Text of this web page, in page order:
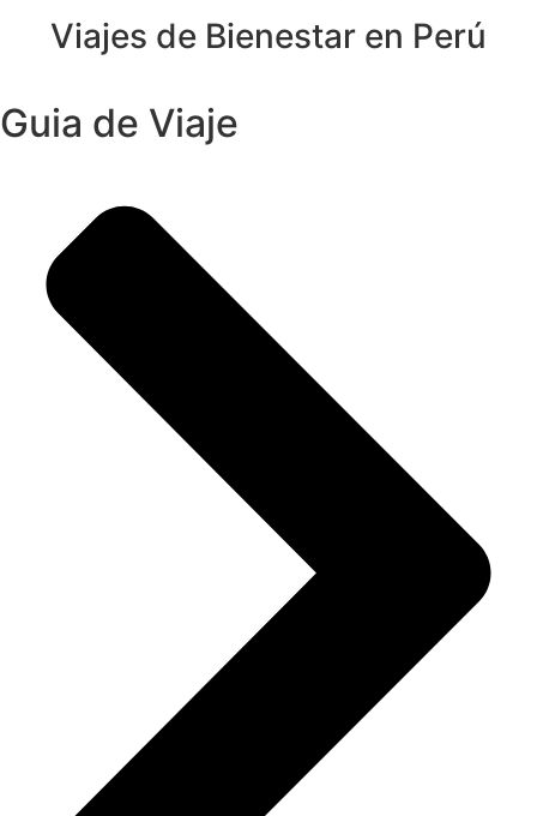
Viajes de Bienestar en Perú
Guia de Viaje